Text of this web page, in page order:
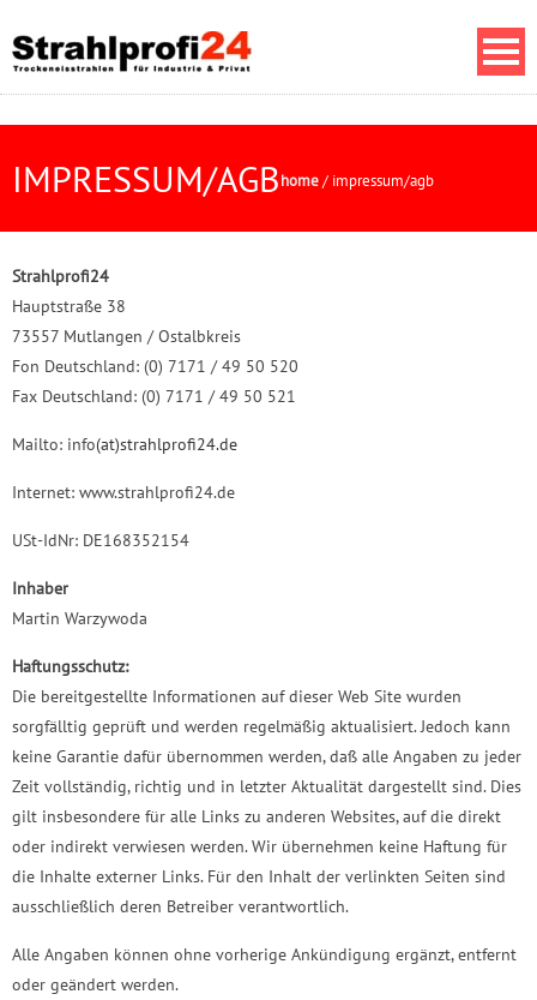
IMPRESSUM/AGBhome/ impressum/agb
Strahlprofi24
Hauptstraße 38
73557 Mutlangen / Ostalbkreis
Fon Deutschland: (0) 7171 / 49 50 520
Fax Deutschland: (0) 7171 / 49 50 521
Mailto: info(at)strahlprofi24.de
Internet: www.strahlprofi24.de
USt-IdNr: DE168352154
Inhaber
Martin Warzywoda
Haftungsschutz:
Die bereitgestellte Informationen auf dieser Web Site wurden
sorgfälltig geprüft und werden regelmäßig aktualisiert. Jedoch kann
keine Garantie dafür übernommen werden, daß alle Angaben zu jeder
Zeit vollständig, richtig und in letzter Aktualität dargestellt sind. Dies
gilt insbesondere für alle Links zu anderen Websites, auf die direkt
oder indirekt verwiesen werden. Wir übernehmen keine Haftung für
die Inhalte externer Links. Für den Inhalt der verlinkten Seiten sind
ausschließlich deren Betreiber verantwortlich.
Alle Angaben können ohne vorherige Ankündigung ergänzt, entfernt
oder geändert werden.